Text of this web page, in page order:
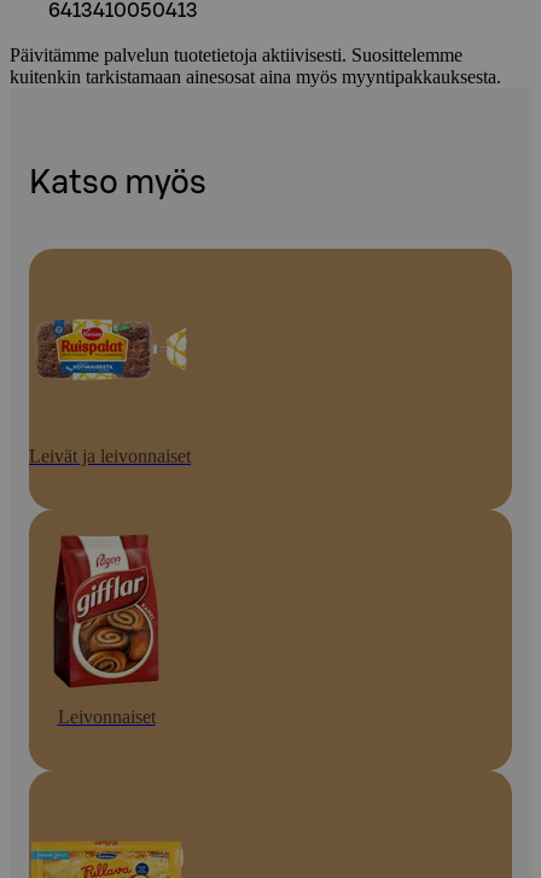
6413410050413
Päivitämme palvelun tuotetietoja aktiivisesti. Suosittelemme
kuitenkin tarkistamaan ainesosat aina myös myyntipakkauksesta.
Katso myös
Leivät ja leivonnaiset
Leivonnaiset